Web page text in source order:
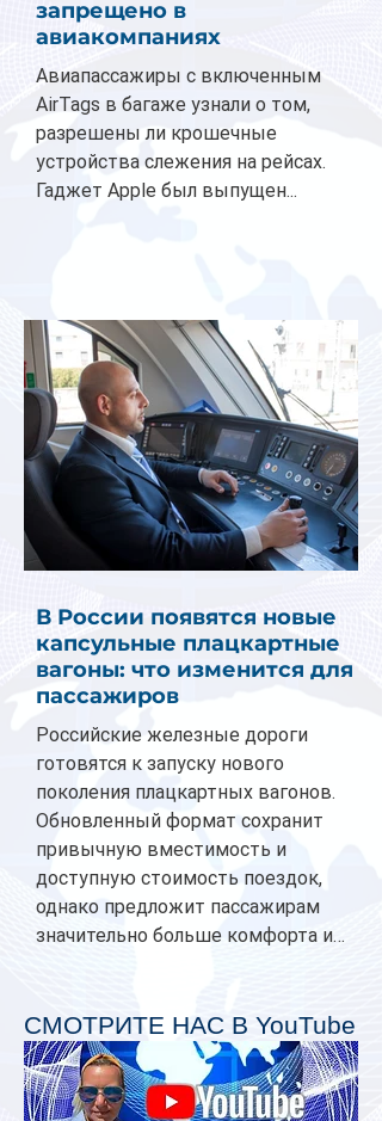
запрещено в
авиакомпаниях
Авиапассажиры с включенным
AirTags в багаже узнали о том,
разрешены ли крошечные
устройства слежения на рейсах.
Гаджет Apple был выпущен...
В России появятся новые
капсульные плацкартные
вагоны: что изменится для
пассажиров
Российские железные дороги
готовятся к запуску нового
поколения плацкартных вагонов.
Обновленный формат сохранит
привычную вместимость и
доступную стоимость поездок,
однако предложит пассажирам
значительно больше комфорта и
планируется начать в 2027 году.
Одним из главных нововведений
станут индивидуальные шторки у
каждого спального места. Они
СМОТРИТЕ НАС В YouTube